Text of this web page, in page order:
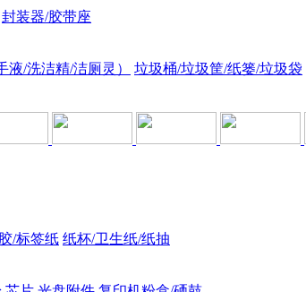
封装器/胶带座
/洗洁精/洁厕灵）
垃圾桶/垃圾筐/纸篓/垃圾袋
/标签纸 纸杯/卫生纸/纸抽